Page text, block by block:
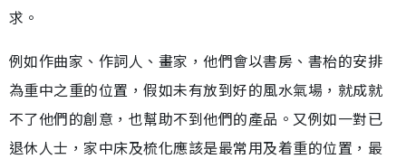
求。
例如作曲家、作詞人、畫家，他們會以書房、書枱的安排
為重中之重的位置，假如未有放到好的風水氣場，就成就
不了他們的創意，也幫助不到他們的產品。又例如一對已
退休人士，家中床及梳化應該是最常用及着重的位置，最